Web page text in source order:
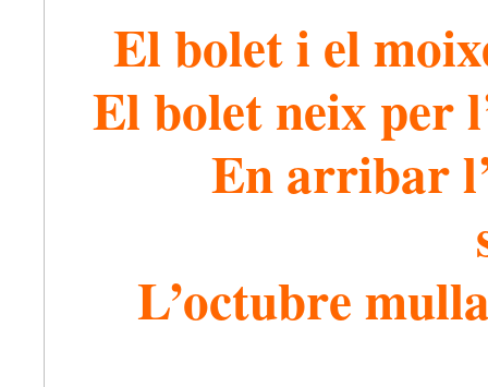
El bolet i el
El bolet neix per
En arribar
L’octubre